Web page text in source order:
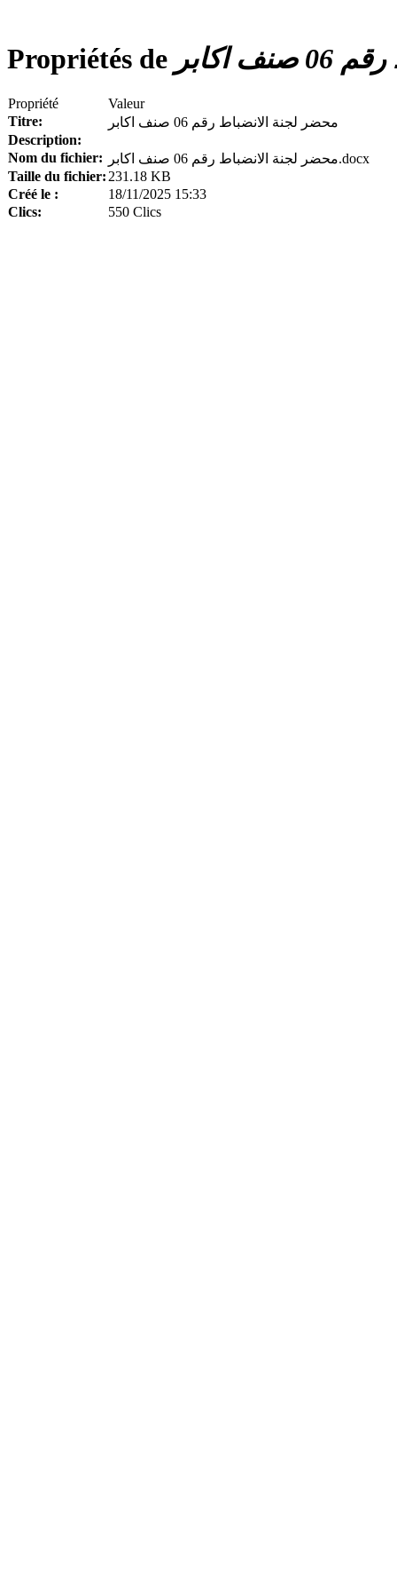
Propriétés de اكابر
Propriété
Valeur
Titre:
محضر لجنة الانضباط رقم 06 صنف اكابر
Description:
Nom du fichier:
محضر لجنة الانضباط رقم 06 صنف اكابر.docx
Taille du fichier: 231.18 KB
Créé le :
18/11/2025 15:33
Clics:
550 Clics